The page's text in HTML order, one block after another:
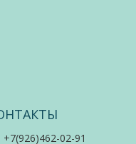
+7(926)462-02-91